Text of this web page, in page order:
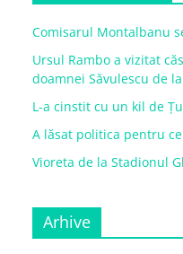
Comisarul Montalbanu
Ursul Rambo a vizitat
doamnei Săvulescu de
L-a cinstit cu un kil de
A lăsat politica pentru
Vioreta de la Stadionul
Arhive